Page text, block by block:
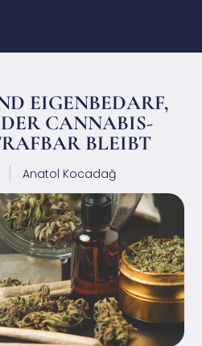
EIGENBEDARF,
CANNABIS-
BLEIBT
Anatol Kocadağ